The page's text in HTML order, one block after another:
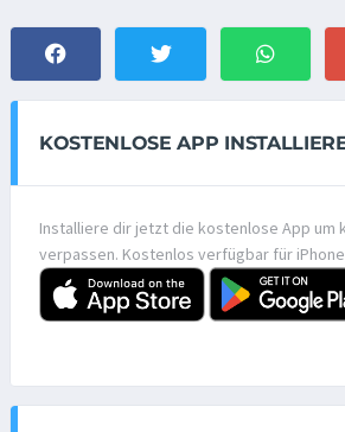
KOSTENLOSE APP
Installiere dir jetzt die kostenlose App um
verpassen. Kostenlos verfügbar für